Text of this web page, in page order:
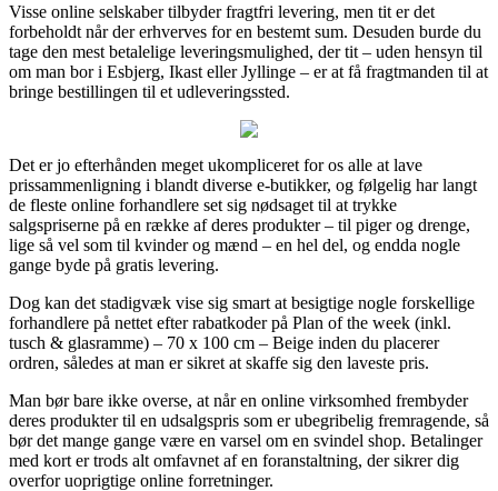
Visse online selskaber tilbyder fragtfri levering, men tit er det
forbeholdt når der erhverves for en bestemt sum. Desuden burde du
tage den mest betalelige leveringsmulighed, der tit – uden hensyn til
om man bor i Esbjerg, Ikast eller Jyllinge – er at få fragtmanden til at
bringe bestillingen til et udleveringssted.
Det er jo efterhånden meget ukompliceret for os alle at lave
prissammenligning i blandt diverse e-butikker, og følgelig har langt
de fleste online forhandlere set sig nødsaget til at trykke
salgspriserne på en række af deres produkter – til piger og drenge,
lige så vel som til kvinder og mænd – en hel del, og endda nogle
gange byde på gratis levering.
Dog kan det stadigvæk vise sig smart at besigtige nogle forskellige
forhandlere på nettet efter rabatkoder på Plan of the week (inkl.
tusch & glasramme) – 70 x 100 cm – Beige inden du placerer
ordren, således at man er sikret at skaffe sig den laveste pris.
Man bør bare ikke overse, at når en online virksomhed frembyder
deres produkter til en udsalgspris som er ubegribelig fremragende, så
bør det mange gange være en varsel om en svindel shop. Betalinger
med kort er trods alt omfavnet af en foranstaltning, der sikrer dig
overfor uoprigtige online forretninger.